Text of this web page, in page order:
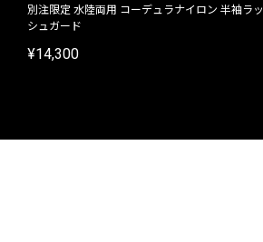
別注限定 水陸両用 コーデュラナイロン 半袖ラッ
シュガード
¥14,300